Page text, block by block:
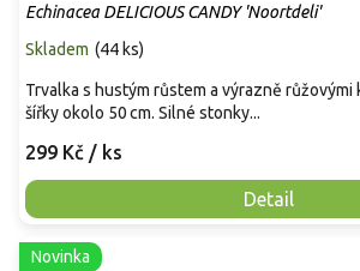
Echinacea DELICIOUS CANDY 'Noortdeli'
Skladem (44 ks)
299 Kč / ks
Detail
Trvalka s hustým růstem a výrazně růžovými
šířky okolo 50 cm. Silné stonky...
Novinka